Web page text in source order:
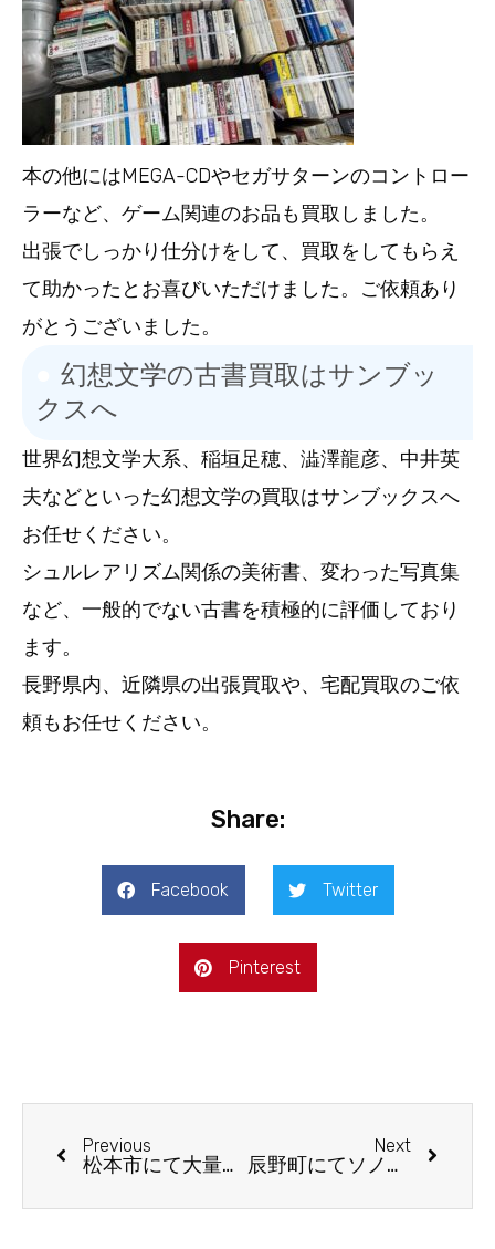
本の他にはMEGA-CDやセガサターンのコントロー
ラーなど、ゲーム関連のお品も買取しました。
出張でしっかり仕分けをして、買取をしてもらえ
て助かったとお喜びいただけました。ご依頼あり
がとうございました。
幻想文学の古書買取はサンブッ
クスへ
世界幻想文学大系、稲垣足穂、澁澤龍彦、中井英
夫などといった幻想文学の買取はサンブックスへ
お任せください。
シュルレアリズム関係の美術書、変わった写真集
など、一般的でない古書を積極的に評価しており
ます。
長野県内、近隣県の出張買取や、宅配買取のご依
頼もお任せください。
Share:
Facebook Twitter
Pinterest
Previous
松本市にて大量の古本出張買取
Next
辰野町にてソノラマ写真選書など出張買取しました！